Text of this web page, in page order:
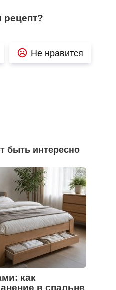
рецепт?
Не нравится
быть интересно
как
в спальне